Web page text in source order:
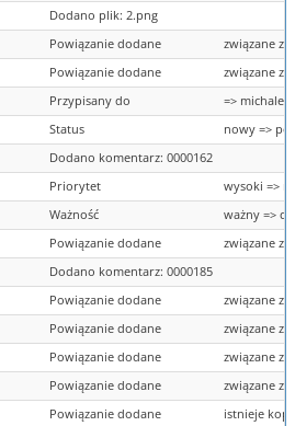
Dodano plik: 2.png
Powiązanie dodane
związane z
Powiązanie dodane
związane z
Przypisany do
=>
Status
nowy =>
Dodano komentarz: 0000162
Priorytet
wysoki =>
Ważność
ważny =>
Powiązanie dodane
związane z
Dodano komentarz: 0000185
Powiązanie dodane
związane z
Powiązanie dodane
związane z
Powiązanie dodane
związane z
Powiązanie dodane
związane z
Powiązanie dodane istnieje